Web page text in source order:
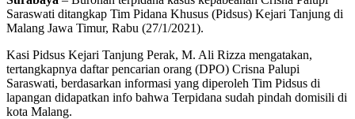
Saraswati ditangkap Tim Pidana Khusus (Pidsus) Kejari Tanjung di
Malang Jawa Timur, Rabu (27/1/2021).
Kasi Pidsus Kejari Tanjung Perak, M. Ali Rizza mengatakan,
tertangkapnya daftar pencarian orang (DPO) Crisna Palupi
Saraswati, berdasarkan informasi yang diperoleh Tim Pidsus di
lapangan didapatkan info bahwa Terpidana sudah pindah domisili di
kota Malang.